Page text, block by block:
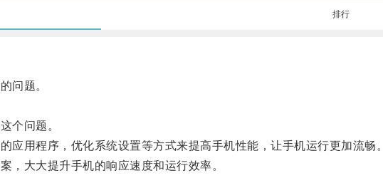
排行
问题。
个问题。
用程序，优化系统设置等方式来提高手机性能，让手机运行更加流畅。
大大提升手机的响应速度和运行效率。